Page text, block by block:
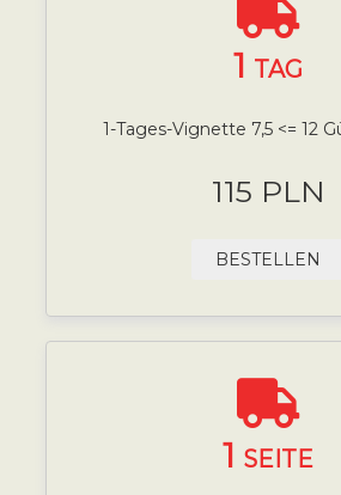
1 TAG
1-Tages-Vignette 7,5 <= 12
115 PLN
BESTELLEN
1 SEITE